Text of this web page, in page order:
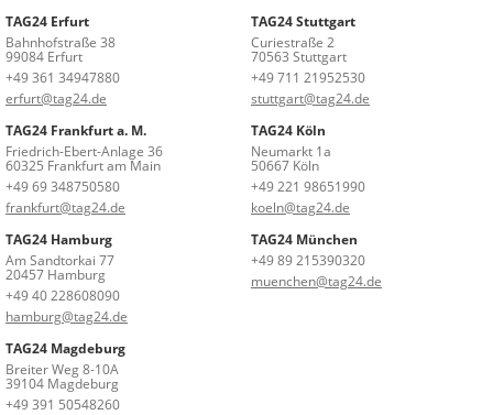
TAG24 Erfurt
Bahnhofstraße 38
99084 Erfurt
+49 361 34947880
erfurt@tag24.de
TAG24 Stuttgart
Curiestraße 2
70563 Stuttgart
+49 711 21952530
stuttgart@tag24.de
TAG24 Frankfurt a. M.
Friedrich-Ebert-Anlage 36
60325 Frankfurt am Main
+49 69 348750580
frankfurt@tag24.de
TAG24 Köln
Neumarkt 1a
50667 Köln
+49 221 98651990
koeln@tag24.de
TAG24 Hamburg
Am Sandtorkai 77
20457 Hamburg
+49 40 228608090
hamburg@tag24.de
TAG24 München
+49 89 215390320
muenchen@tag24.de
TAG24 Magdeburg
Breiter Weg 8-10A
39104 Magdeburg
+49 391 50548260